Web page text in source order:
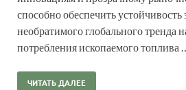
способно обеспечить
необратимого глобального тренда
потребления ископаемого топлива
ЧИТАТЬ ДАЛЕЕ